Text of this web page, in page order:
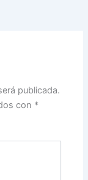
publicada.
con *